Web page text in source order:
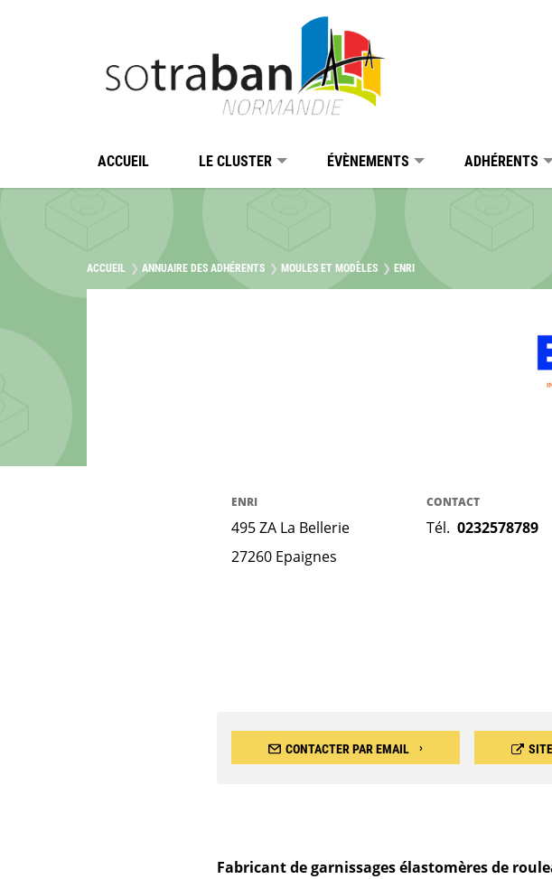
ACCUEIL LE CLUSTER ÉVÈNEMENTS ADHÉRENTS
ACCUEIL ANNUAIRE DES ADHÉRENTS MOULES ET MODÈLES ENRI
ENRI
495 ZA La Bellerie
27260 Epaignes
CONTACT
Tél. 0232578789
CONTACTER PAR EMAIL
Fabricant de garnissages élastomères de